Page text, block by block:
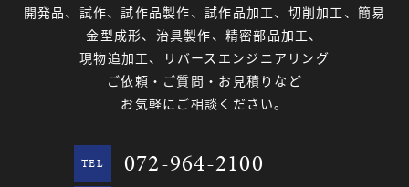
開発品、試作、試作品製作、試作品加工、切削加工、簡易
金型成形、治具製作、精密部品加工、
現物追加工、リバースエンジニアリング
ご依頼・ご質問・お見積りなど
お気軽にご相談ください。
TEL 072-964-2100